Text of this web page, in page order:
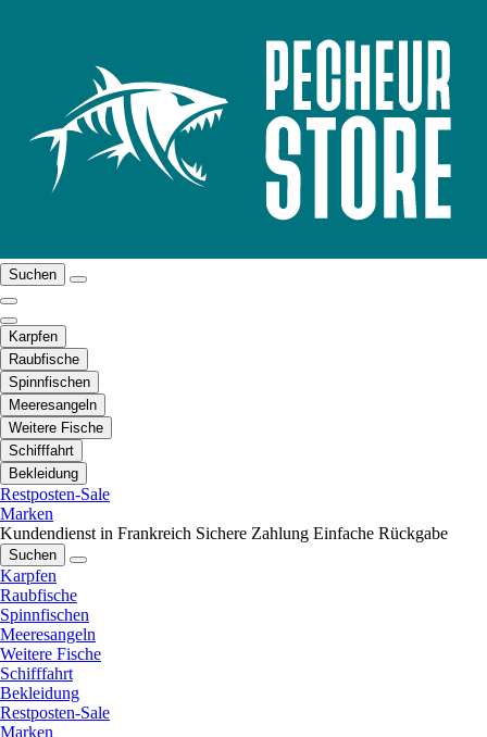
Suchen
Karpfen
Raubfische
Spinnfischen
Meeresangeln
Weitere Fische
Schifffahrt
Bekleidung
Restposten-Sale
Marken
Kundendienst in Frankreich Sichere Zahlung Einfache Rückgabe
Suchen
Karpfen
Raubfische
Spinnfischen
Meeresangeln
Weitere Fische
Schifffahrt
Bekleidung
Restposten-Sale
Marken